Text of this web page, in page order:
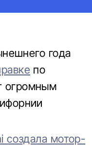
года
по
огромным
создала мотор-